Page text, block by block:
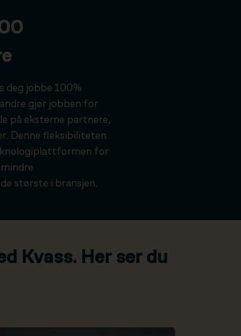
deg jobbe 100%
gjør jobben for
på eksterne partnere,
Denne fleksibiliteten
for
største i bransjen.
Kvass. Her ser du